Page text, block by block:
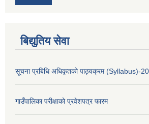
बिद्युतिय सेवा
सूचना प्रबिधि अधिकृतको पाठ्यक्रम (Syllabus)-
गाउँपालिका परीक्षाको प्रवेशपत्र फारम